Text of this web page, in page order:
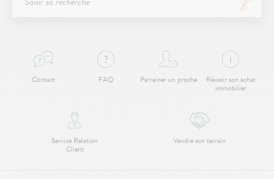
Contact FAQ Parrainer un proche Réussir son achat
immobilier
Service Relation
Client
Vendre son terrain